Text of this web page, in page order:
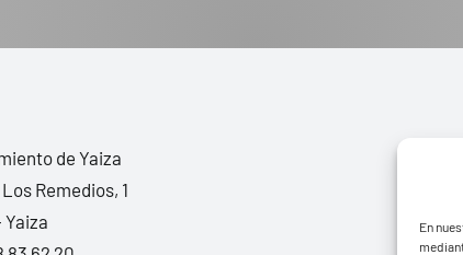
En
de Yaiza
Remedios, 1
Yaiza